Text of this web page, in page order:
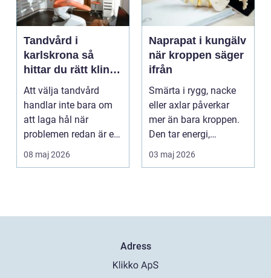
Tandvård i
karlskrona så
hittar du rätt klinik
för långsiktig
munhälsa
Att välja tandvård
handlar inte bara om
att laga hål när
problemen redan är ett
faktum. Det handlar ...
08 maj 2026
Naprapat i kungälv
när kroppen säger
ifrån
Smärta i rygg, nacke
eller axlar påverkar
mer än bara kroppen.
Den tar energi,
koncentration och
03 maj 2026
Adress